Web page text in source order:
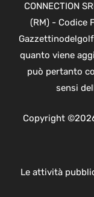
CONNECTION
(RM) - Codice
quanto viene
può pertanto
sensi
Copyright
Le attività